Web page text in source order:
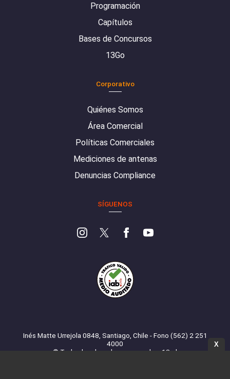
Programación
Capítulos
Bases de Concursos
13Go
Corporativo
Quiénes Somos
Área Comercial
Políticas Comerciales
Mediciones de antenas
Denuncias Compliance
SÍGUENOS
Inés Matte Urrejola 0848, Santiago, Chile - Fono (562) 2 251
4000
© Todos los derechos reservados. 13.cl
X